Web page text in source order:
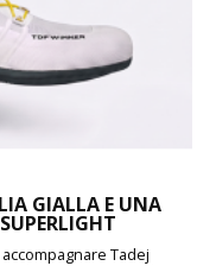
GIALLA E UNA
Tadej